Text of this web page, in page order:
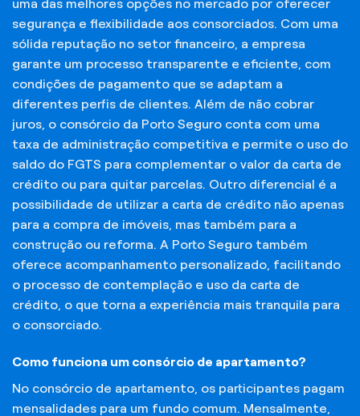
uma das melhores opções no mercado por oferecer
segurança e flexibilidade aos consorciados. Com uma
sólida reputação no setor financeiro, a empresa
garante um processo transparente e eficiente, com
condições de pagamento que se adaptam a
diferentes perfis de clientes. Além de não cobrar
juros, o consórcio da Porto Seguro conta com uma
taxa de administração competitiva e permite o uso do
saldo do FGTS para complementar o valor da carta de
crédito ou para quitar parcelas. Outro diferencial é a
possibilidade de utilizar a carta de crédito não apenas
para a compra de imóveis, mas também para a
construção ou reforma. A Porto Seguro também
oferece acompanhamento personalizado, facilitando
o processo de contemplação e uso da carta de
crédito, o que torna a experiência mais tranquila para
o consorciado.
Como funciona um consórcio de apartamento?
No consórcio de apartamento, os participantes pagam
mensalidades para um fundo comum. Mensalmente,